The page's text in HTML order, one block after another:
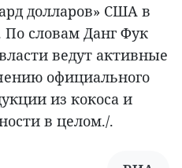
долларов» США в
словам Данг Фук
ведут активные
официального
из кокоса и
в целом./.